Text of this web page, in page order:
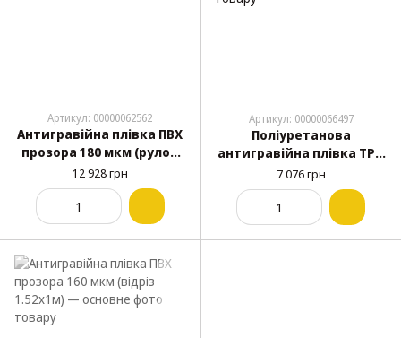
Артикул: 00000062562
Антигравійна плівка ПВХ
прозора 180 мкм (рулон
1.52х30м)
12 928 грн
Артикул: 00000066497
Поліуретанова
антигравійна плівка TPH
прозора 165 мкм (рулон
1.52х15м)
7 076 грн